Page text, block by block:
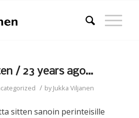
/ 23 years ago…
/ byJukka Viljanen
sitten sanoin perinteisille